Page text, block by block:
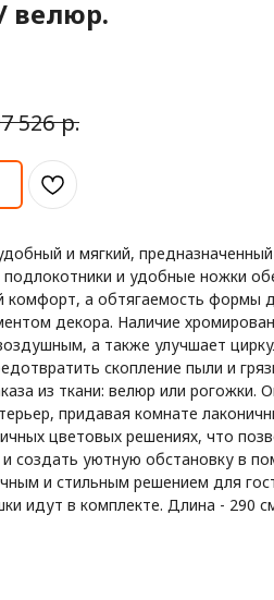
велюр.
526 р.
и мягкий,
подлокотники и удобные ножки
комфорт, а обтягаемость формы
декора. Наличие
а также улучшает
скопление пыли и
из ткани: велюр или рогожки.
придавая комнате
цветовых решениях, что
создать уютную обстановку в
и стильным решением для
идут в комплекте. Длина - 290